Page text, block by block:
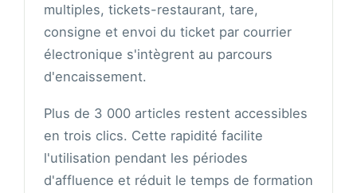
multiples, tickets-restaurant, tare,
consigne et envoi du ticket par courrier
électronique s'intègrent au parcours
d'encaissement.
Plus de 3 000 articles restent accessibles
en trois clics. Cette rapidité facilite
l'utilisation pendant les périodes
d'affluence et réduit le temps de formation